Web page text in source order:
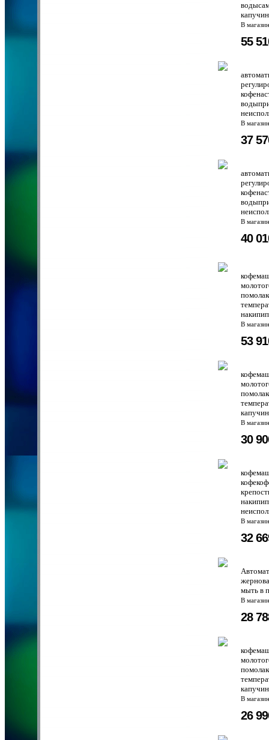
В
55
В
37
В
40
В
53
В
30
В
32
мыть в
В
28
В
26